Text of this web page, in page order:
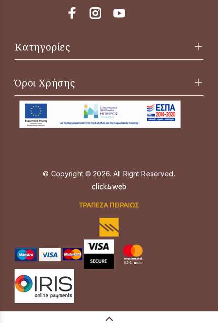
Κατηγορίες
Όροι Χρήσης
© Copyright © 2026. All Right Reserved.